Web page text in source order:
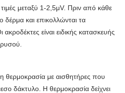
τιμές μεταξύ 1-2,5μV. Πριν από κάθε
δέρμα και επικολλώνται τα
ακροδέκτες είναι ειδικής κατασκευής
θερμοκρασία με αισθητήρες που
δάκτυλο. Η θερμοκρασία δείχνει